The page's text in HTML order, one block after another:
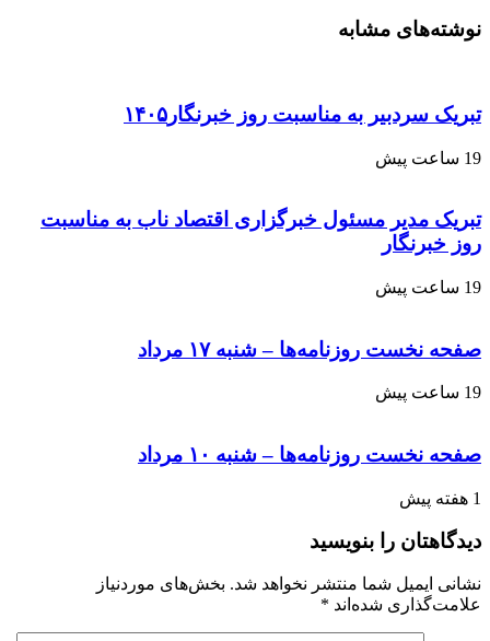
نوشته‌های مشابه
تبریک سردبیر به مناسبت روز خبرنگار۱۴۰۵
19 ساعت پیش
تبریک مدیر مسئول خبرگزاری اقتصاد ناب به مناسبت
روز خبرنگار
19 ساعت پیش
صفحه نخست روزنامه‌ها – شنبه ۱۷ مرداد
19 ساعت پیش
صفحه نخست روزنامه‌ها – شنبه ۱۰ مرداد
1 هفته پیش
دیدگاهتان را بنویسید
نشانی ایمیل شما منتشر نخواهد شد. بخش‌های موردنیاز
علامت‌گذاری شده‌اند *